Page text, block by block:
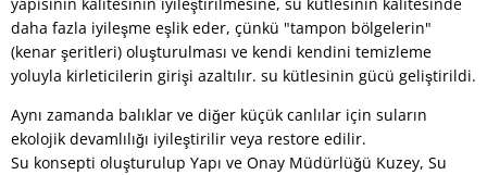
daha fazla iyileşme eşlik eder, çünkü "tampon bölgelerin"
(kenar şeritleri) oluşturulması ve kendi kendini temizleme
yoluyla kirleticilerin girişi azaltılır. su kütlesinin gücü geliştirildi.
Aynı zamanda balıklar ve diğer küçük canlılar için suların
ekolojik devamlılığı iyileştirilir veya restore edilir.
Su konsepti oluşturulup Yapı ve Onay Müdürlüğü Kuzey, Su